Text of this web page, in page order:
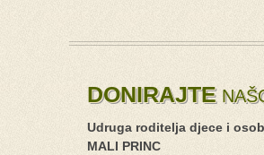
DONIRAJTE
Udruga roditelja djece i
MALI PRINC